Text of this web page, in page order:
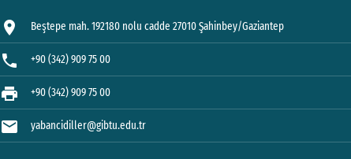
location_on Beştepe mah. 192180 nolu cadde 27010 Şahinbey/Gaziantep
phone +90 (342) 909 75 00
print +90 (342) 909 75 00
mail yabancidiller@gibtu.edu.tr